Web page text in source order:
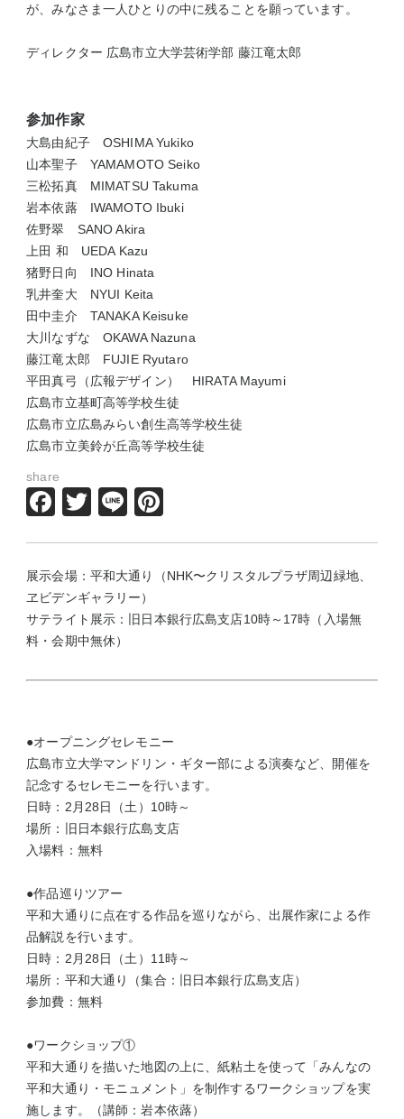
が、みなさま一人ひとりの中に残ることを願っています。
ディレクター 広島市立大学芸術学部 藤江竜太郎
参加作家
大島由紀子 OSHIMA Yukiko
山本聖子 YAMAMOTO Seiko
三松拓真 MIMATSU Takuma
岩本依蕗 IWAMOTO Ibuki
佐野翠 SANO Akira
上田 和 UEDA Kazu
猪野日向 INO Hinata
乳井奎大 NYUI Keita
田中圭介 TANAKA Keisuke
大川なずな OKAWA Nazuna
藤江竜太郎 FUJIE Ryutaro
平田真弓（広報デザイン） HIRATA Mayumi
広島市立基町高等学校生徒
広島市立広島みらい創生高等学校生徒
広島市立美鈴が丘高等学校生徒
share
Facebook
Twitter
Line
展示会場：平和大通り（NHK〜クリスタルプラザ周辺緑地、
ヱビデンギャラリー）
サテライト展示：旧日本銀行広島支店10時～17時（入場無
料・会期中無休）
●オープニングセレモニー
広島市立大学マンドリン・ギター部による演奏など、開催を
記念するセレモニーを行います。
日時：2月28日（土）10時～
場所：旧日本銀行広島支店
入場料：無料
●作品巡りツアー
平和大通りに点在する作品を巡りながら、出展作家による作
品解説を行います。
日時：2月28日（土）11時～
場所：平和大通り（集合：旧日本銀行広島支店）
参加費：無料
●ワークショップ①
平和大通りを描いた地図の上に、紙粘土を使って「みんなの
平和大通り・モニュメント」を制作するワークショップを実
施します。（講師：岩本依蕗）